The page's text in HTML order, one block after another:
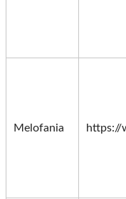
Melofania https://